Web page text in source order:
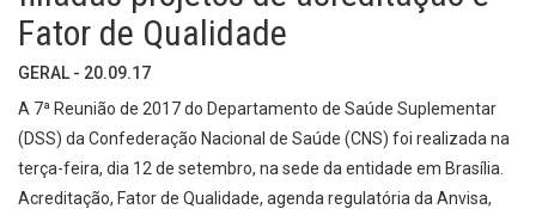
Fator de Qualidade
GERAL - 20.09.17
A 7ª Reunião de 2017 do Departamento de Saúde Suplementar
(DSS) da Confederação Nacional de Saúde (CNS) foi realizada na
terça-feira, dia 12 de setembro, na sede da entidade em Brasília.
Acreditação, Fator de Qualidade, agenda regulatória da Anvisa,